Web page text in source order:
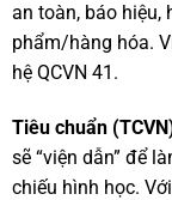
an toàn, báo hiệu,
phẩm/hàng hóa.
hệ QCVN 41.
Tiêu chuẩn
sẽ “viện dẫn” để
chiếu hình học.